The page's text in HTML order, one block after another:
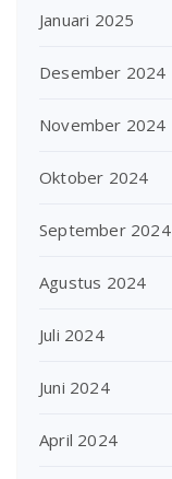
Januari 2025
Desember 2024
November 2024
Oktober 2024
September 2024
Agustus 2024
Juli 2024
Juni 2024
April 2024